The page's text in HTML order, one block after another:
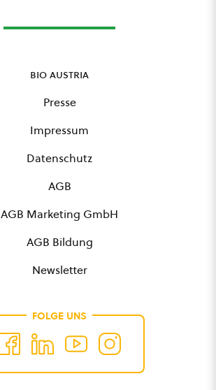
bio austria
Presse
Impressum
Datenschutz
AGB
AGB Marketing GmbH
AGB Bildung
Newsletter
FOLGE UNS